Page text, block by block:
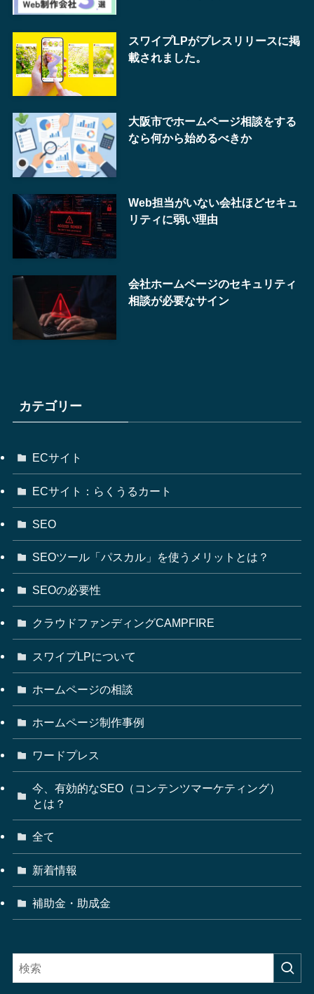
スワイプLPがプレスリリースに掲
載されました。
大阪市でホームページ相談をする
なら何から始めるべきか
Web担当がいない会社ほどセキュ
リティに弱い理由
会社ホームページのセキュリティ
相談が必要なサイン
カテゴリー
ECサイト
ECサイト：らくうるカート
SEO
SEOツール「パスカル」を使うメリットとは？
SEOの必要性
クラウドファンディングCAMPFIRE
スワイプLPについて
ホームページの相談
ホームページ制作事例
ワードプレス
今、有効的なSEO（コンテンツマーケティング）
とは？
全て
新着情報
補助金・助成金